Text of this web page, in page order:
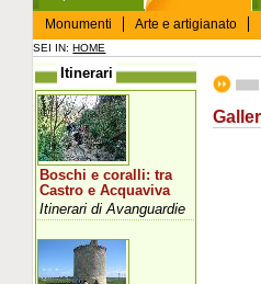
Monumenti
Arte e artigianato
SEI IN:HOME
Itinerari
Boschi e coralli: tra
Castro e Acquaviva
Itinerari di Avanguardie